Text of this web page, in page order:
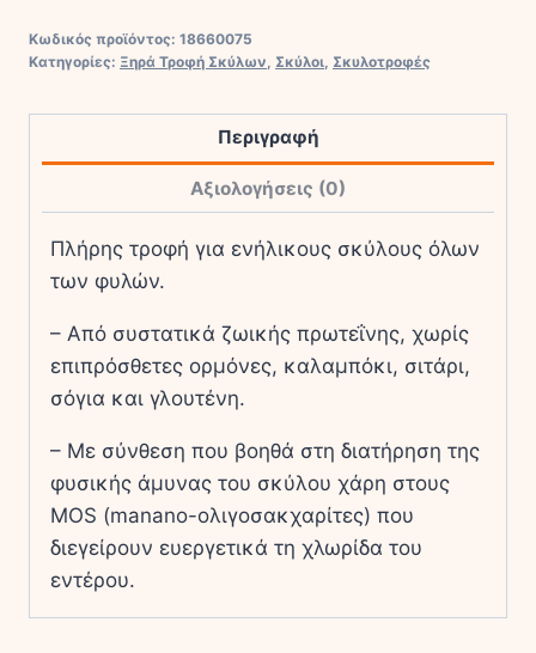
Free
Chicken
Κωδικός προϊόντος: 18660075
Κατηγορίες: Ξηρά Τροφή Σκύλων Σκύλοι Σκυλοτροφές
Περιγραφή
Αξιολογήσεις (0)
Πλήρης τροφή για ενήλικους σκύλους όλων
των φυλών.
– Από συστατικά ζωικής πρωτεΐνης, χωρίς
επιπρόσθετες ορμόνες, καλαμπόκι, σιτάρι,
σόγια και γλουτένη.
– Με σύνθεση που βοηθά στη διατήρηση της
φυσικής άμυνας του σκύλου χάρη στους
MOS (manano-ολιγοσακχαρίτες) που
διεγείρουν ευεργετικά τη χλωρίδα του
εντέρου.